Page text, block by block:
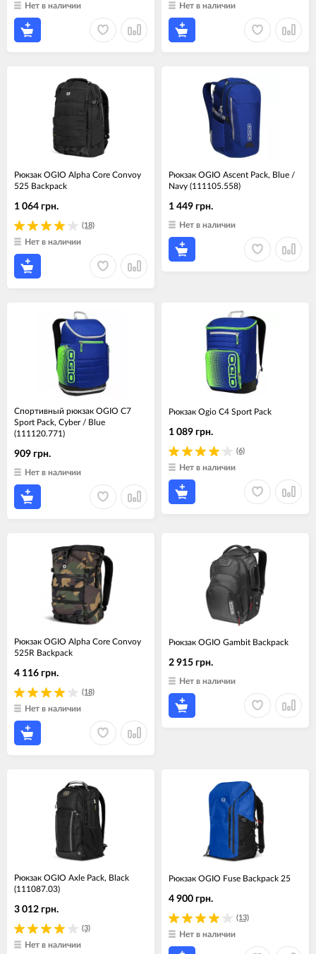
Нет в наличии Нет в наличии
Рюкзак OGIO Alpha Core Convoy
525 Backpack
(18)
1 064 грн.
Нет в наличии
Рюкзак OGIO Ascent Pack, Blue /
Navy (111105.558)
1 449 грн.
Нет в наличии
Спортивный рюкзак OGIO C7
Sport Pack, Cyber / Blue
(111120.771)
909 грн.
Нет в наличии
Рюкзак Ogio C4 Sport Pack
(6)
1 089 грн.
Нет в наличии
Рюкзак OGIO Alpha Core Convoy
525R Backpack
(18)
4 116 грн.
Нет в наличии
Рюкзак OGIO Gambit Backpack
2 915 грн.
Нет в наличии
Рюкзак OGIO Axle Pack, Black
(111087.03)
(3)
3 012 грн.
Нет в наличии
Рюкзак OGIO Fuse Backpack 25
(13)
4 900 грн.
Нет в наличии